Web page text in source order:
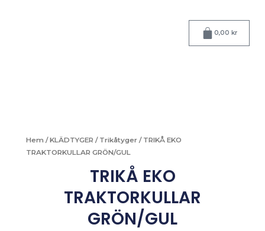
0,00 kr
Varukorg
Hem /KLÄDTYGER / Trikåtyger / TRIKÅ EKO
TRAKTORKULLAR GRÖN/GUL
TRIKÅ EKO
TRAKTORKULLAR
GRÖN/GUL